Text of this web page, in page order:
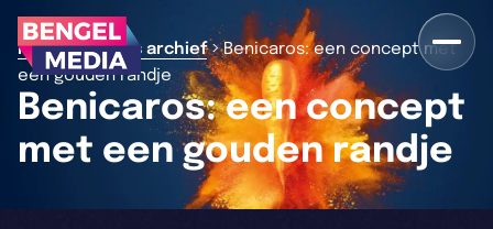
Home>Nieuws archief>Benicaros: een concept met
een gouden randje
Benicaros: een concept
met een gouden randje